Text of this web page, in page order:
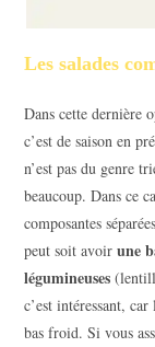
Les salades
Dans cette dernière
c’est de saison en
n’est pas du genre
beaucoup. Dans ce
composantes
peut soit avoir une
légumineuses
c’est intéressant,
bas froid. Si vous